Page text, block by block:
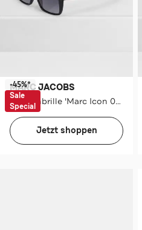
MARC JACOBS
Sonnenbrille 'Marc Icon 096/S' schwarz
-45%*
Sale
Special
Jetzt shoppen